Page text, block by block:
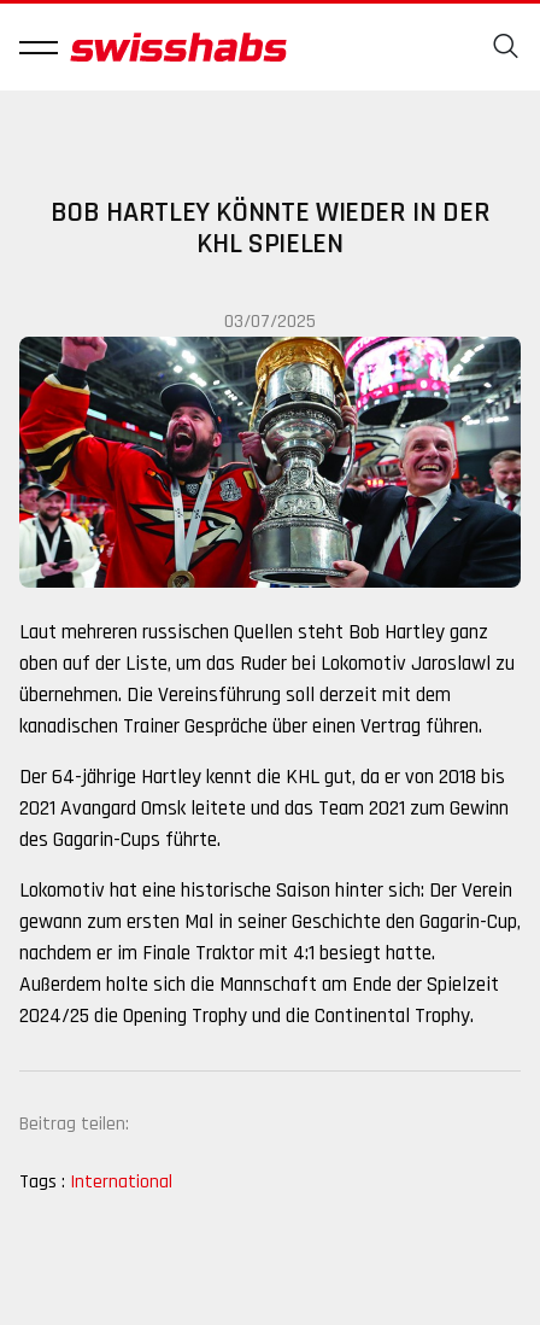
BOB HARTLEY KÖNNTE WIEDER IN DER
KHL SPIELEN
03/07/2025
Laut mehreren russischen Quellen steht Bob Hartley ganz
oben auf der Liste, um das Ruder bei Lokomotiv Jaroslawl zu
übernehmen. Die Vereinsführung soll derzeit mit dem
kanadischen Trainer Gespräche über einen Vertrag führen.
Der 64-jährige Hartley kennt die KHL gut, da er von 2018 bis
2021 Avangard Omsk leitete und das Team 2021 zum Gewinn
des Gagarin-Cups führte.
Lokomotiv hat eine historische Saison hinter sich: Der Verein
gewann zum ersten Mal in seiner Geschichte den Gagarin-Cup,
nachdem er im Finale Traktor mit 4:1 besiegt hatte.
Außerdem holte sich die Mannschaft am Ende der Spielzeit
2024/25 die Opening Trophy und die Continental Trophy.
Beitrag teilen:
Tags : International